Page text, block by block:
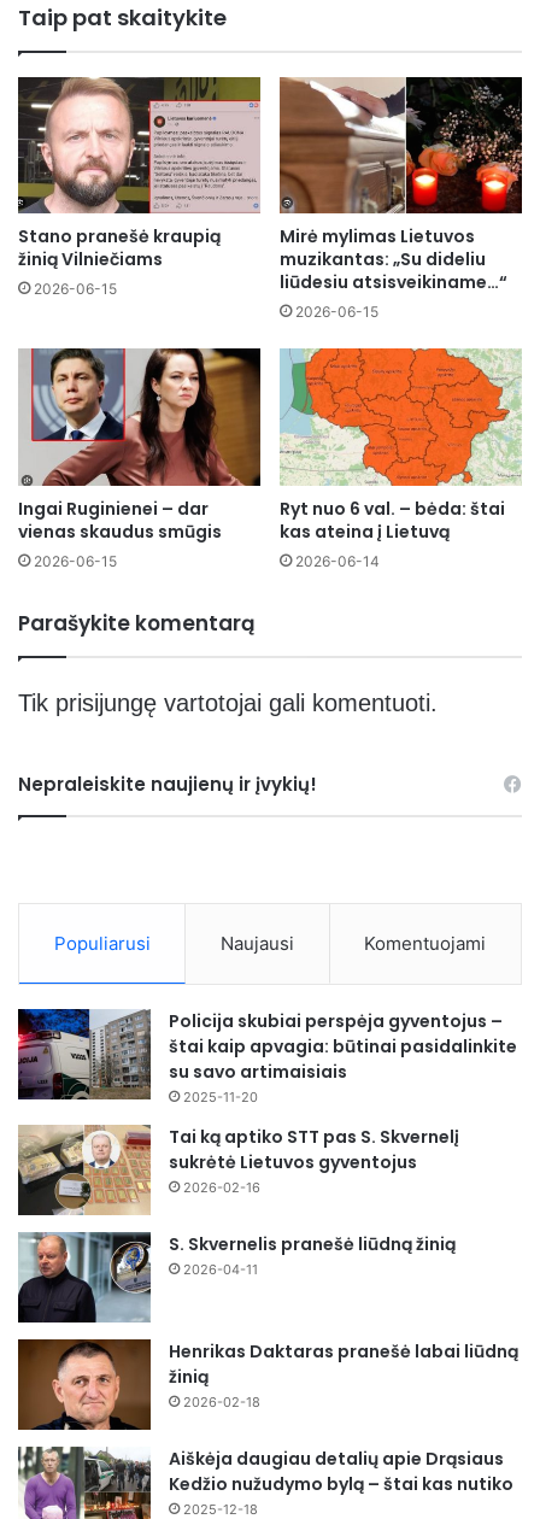
Taip pat skaitykite
Stano pranešė kraupią
žinią Vilniečiams
2026-06-15
Mirė mylimas Lietuvos
muzikantas: „Su dideliu
liūdesiu atsisveikiname…“
2026-06-15
Ingai Ruginienei – dar
vienas skaudus smūgis
2026-06-15
Ryt nuo 6 val. – bėda: štai
kas ateina į Lietuvą
2026-06-14
Parašykite komentarą
Tik prisijungę vartotojai gali komentuoti.
Nepraleiskite naujienų ir įvykių!
Populiarusi Naujausi Komentuojami
Policija skubiai perspėja gyventojus –
štai kaip apvagia: būtinai pasidalinkite
su savo artimaisiais
2025-11-20
Tai ką aptiko STT pas S. Skvernelį
sukrėtė Lietuvos gyventojus
2026-02-16
S. Skvernelis pranešė liūdną žinią
2026-04-11
Henrikas Daktaras pranešė labai liūdną
žinią
2026-02-18
Aiškėja daugiau detalių apie Drąsiaus
Kedžio nužudymo bylą – štai kas nutiko
2025-12-18